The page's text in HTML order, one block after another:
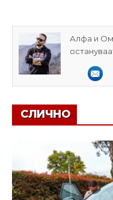
Алфа и
СЛИЧНО